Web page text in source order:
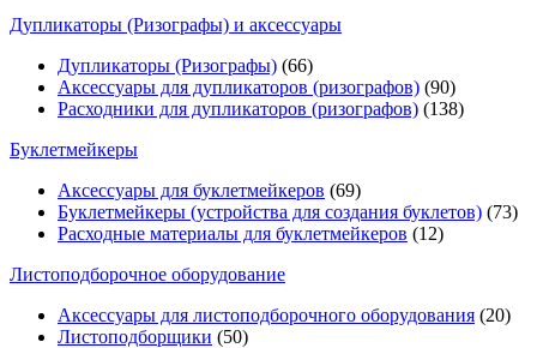
Дупликаторы (Ризографы) и аксессуары
Дупликаторы (Ризографы) (66)
Аксессуары для дупликаторов (ризографов) (90)
Расходники для дупликаторов (ризографов) (138)
Буклетмейкеры
Аксессуары для буклетмейкеров (69)
Буклетмейкеры (устройства для создания буклетов) (73)
Расходные материалы для буклетмейкеров (12)
Листоподборочное оборудование
Аксессуары для листоподборочного оборудования (20)
Листоподборщики (50)